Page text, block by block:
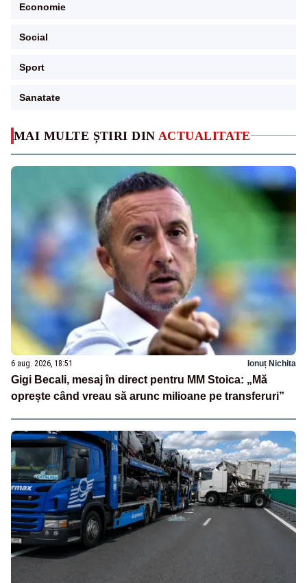
MAI MULTE ȘTIRI DIN ACTUALITATE
6 aug. 2026, 18:51 Ionuț Nichita
Gigi Becali, mesaj în direct pentru MM Stoica: „Mă
oprește când vreau să arunc milioane pe transferuri”
Economie
Social
Sport
Sanatate